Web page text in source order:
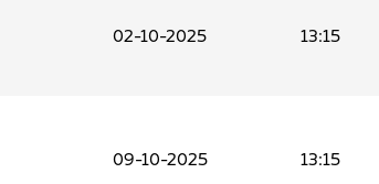
02-10-2025 13:15
09-10-2025 13:15